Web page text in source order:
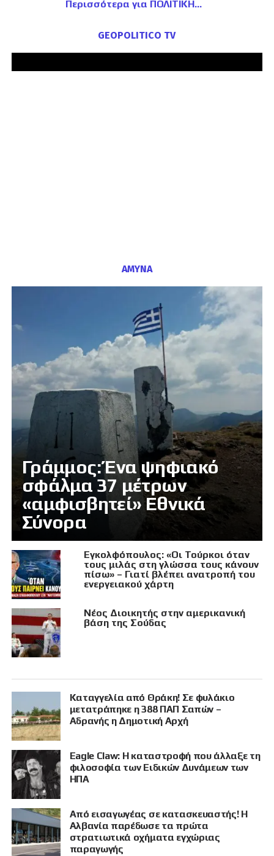
Περισσότερα για ΠΟΛΙΤΙΚΗ
GEOPOLITICO TV
ΑΜΥΝΑ
Γράμμος: Ένα ψηφιακό
σφάλμα 37 μέτρων
«αμφισβητεί» Εθνικά
Σύνορα
Εγκολφόπουλος: «Οι Τούρκοι όταν
τους μιλάς στη γλώσσα τους κάνουν
πίσω» – Γιατί βλέπει ανατροπή του
ενεργειακού χάρτη
Νέος Διοικητής στην αμερικανική
βάση της Σούδας
Καταγγελία από Θράκη! Σε φυλάκιο
μετατράπηκε η 388 ΠΑΠ Σαπών –
Αδρανής η Δημοτική Αρχή
Eagle Claw: Η καταστροφή που άλλαξε τη
φιλοσοφία των Ειδικών Δυνάμεων των
ΗΠΑ
Από εισαγωγέας σε κατασκευαστής! Η
Αλβανία παρέδωσε τα πρώτα
στρατιωτικά οχήματα εγχώριας
παραγωγής